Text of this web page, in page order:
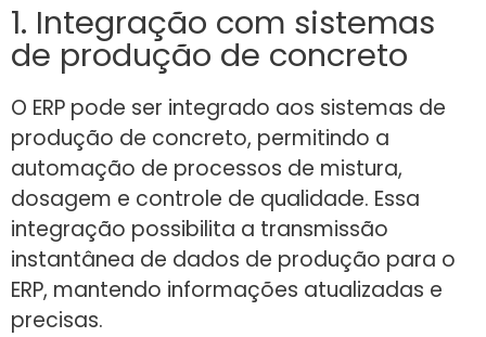
1. Integração com sistemas
de produção de concreto
O ERP pode ser integrado aos sistemas de
produção de concreto, permitindo a
automação de processos de mistura,
dosagem e controle de qualidade. Essa
integração possibilita a transmissão
instantânea de dados de produção para o
ERP, mantendo informações atualizadas e
precisas.